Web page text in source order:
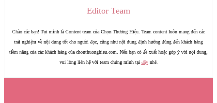
Editor Team
Chào các bạn! Tụi mình là Content team của Chọn Thương Hiệu. Team content luôn mang đến các
trải nghiệm về nội dung tốt cho người đọc, cũng như nội dung định hướng đúng đến khách hàng
tiềm năng của các khách hàng của chonthuonghieu.com. Nếu bạn có đề xuất hoặc góp ý với nội dung,
vui lòng liên hệ với team chúng mình tại đâynhé.